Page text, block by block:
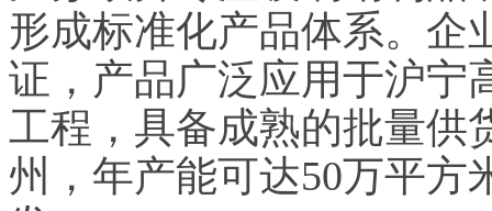
形成标准化产品体系。企
证，产品广泛应用于沪宁
工程，具备成熟的批量供
州，年产能可达50万平方